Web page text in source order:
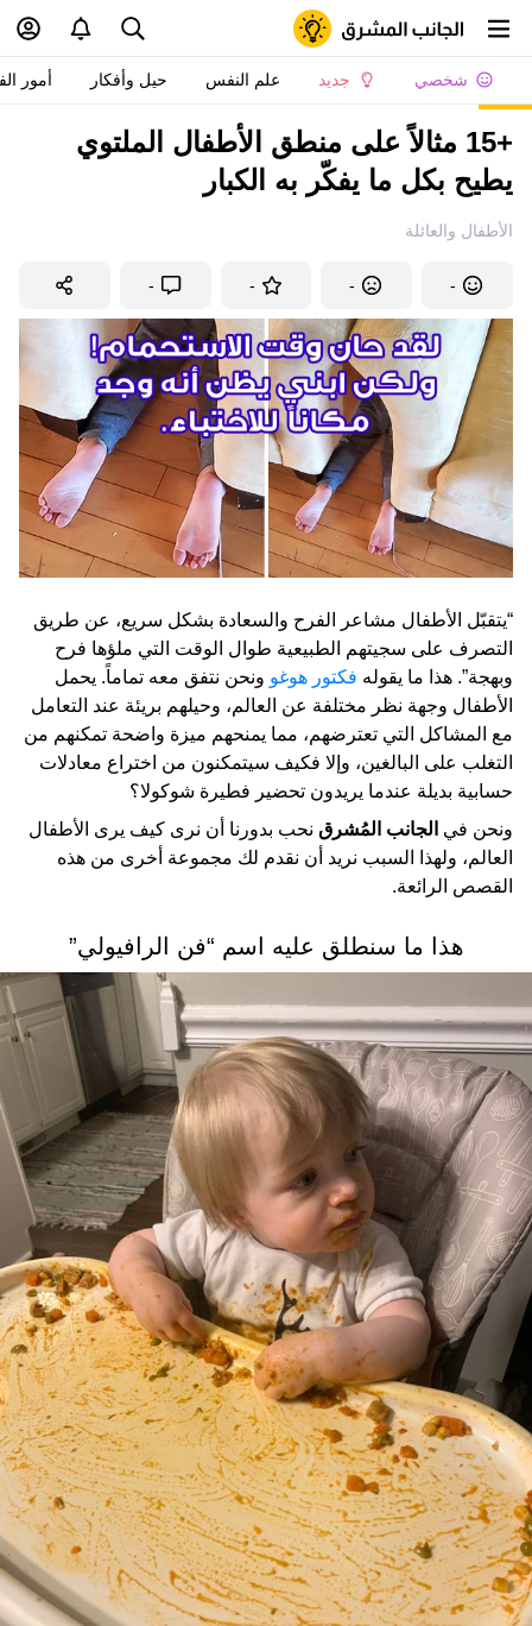
شخصي جديد علم النفس حيل وأفكار أمور
+15 مثالاً على منطق الأطفال الملتوي
يطيح بكل ما يفكّر به الكبار
الأطفال والعائلة
-
-
-
-
“يتقبّل الأطفال مشاعر الفرح والسعادة بشكل سريع، عن طريق
التصرف على سجيتهم الطبيعية طوال الوقت التي ملؤها فرح
وبهجة”. هذا ما يقوله فكتور هوغو ونحن نتفق معه تماماً. يحمل
الأطفال وجهة نظر مختلفة عن العالم، وحيلهم بريئة عند التعامل
مع المشاكل التي تعترضهم، مما يمنحهم ميزة واضحة تمكنهم من
التغلب على البالغين، وإلا فكيف سيتمكنون من اختراع معادلات
حسابية بديلة عندما يريدون تحضير فطيرة شوكولا؟
ونحن في الجانب المُشرق نحب بدورنا أن نرى كيف يرى الأطفال
العالم، ولهذا السبب نريد أن نقدم لك مجموعة أخرى من هذه
القصص الرائعة.
هذا ما سنطلق عليه اسم “فن الرافيولي”